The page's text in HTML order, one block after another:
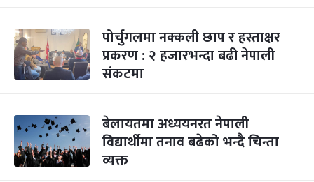
पोर्चुगलमा नक्कली छाप र हस्ताक्षर
प्रकरण : २ हजारभन्दा बढी नेपाली
संकटमा
बेलायतमा अध्ययनरत नेपाली
विद्यार्थीमा तनाव बढेको भन्दै चिन्ता
व्यक्त